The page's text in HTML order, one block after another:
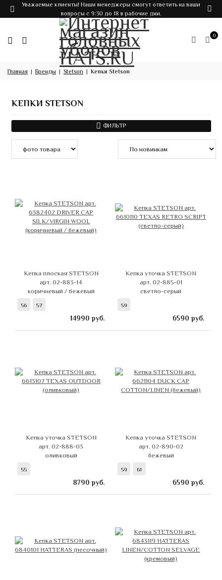
Уважаемые клиенты! Наши менеджеры смогут ответить на ваши
вопросы с 9:30 до 18 в рабочие дни.
0
Главная Бренды Stetson Кепки Stetson
КЕПКИ STETSON
ФИЛЬТР
Кепка плоская STETSON
арт. 02-883-14
коричневый / бежевый
56 57
14990 руб.
Кепка уточка STETSON
арт. 02-885-01
светло-серый
59
6590 руб.
Кепка уточка STETSON
арт. 02-888-03
оливковый
55
8790 руб.
Кепка уточка STETSON
арт. 02-890-02
бежевый
59 61
6590 руб.